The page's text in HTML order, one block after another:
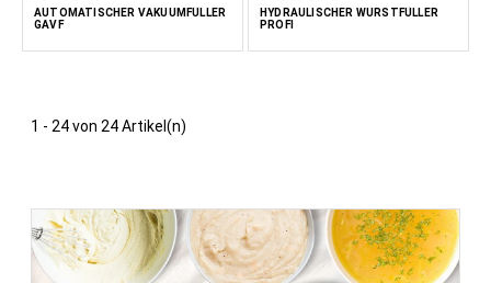
AUTOMATISCHER VAKUUMFÜLLER
GAVF
HYDRAULISCHER WURSTFÜLLER
PROFI
1 - 24 von 24 Artikel(n)